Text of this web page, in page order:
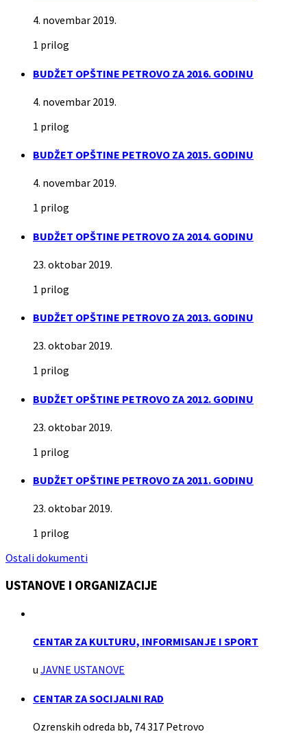
4. novembar 2019.
1 prilog
BUDŽET OPŠTINE PETROVO ZA 2016. GODINU
4. novembar 2019.
1 prilog
BUDŽET OPŠTINE PETROVO ZA 2015. GODINU
4. novembar 2019.
1 prilog
BUDŽET OPŠTINE PETROVO ZA 2014. GODINU
23. oktobar 2019.
1 prilog
BUDŽET OPŠTINE PETROVO ZA 2013. GODINU
23. oktobar 2019.
1 prilog
BUDŽET OPŠTINE PETROVO ZA 2012. GODINU
23. oktobar 2019.
1 prilog
BUDŽET OPŠTINE PETROVO ZA 2011. GODINU
23. oktobar 2019.
1 prilog
Ostali dokumenti
USTANOVE I ORGANIZACIJE
CENTAR ZA KULTURU, INFORMISANJE I SPORT
u JAVNE USTANOVE
CENTAR ZA SOCIJALNI RAD
Ozrenskih odreda bb, 74 317 Petrovo